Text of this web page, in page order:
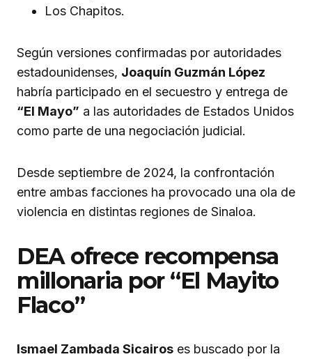
Los Chapitos.
Según versiones confirmadas por autoridades
estadounidenses, Joaquín Guzmán López
habría participado en el secuestro y entrega de
“El Mayo” a las autoridades de Estados Unidos
como parte de una negociación judicial.
Desde septiembre de 2024, la confrontación
entre ambas facciones ha provocado una ola de
violencia en distintas regiones de Sinaloa.
DEA ofrece recompensa
millonaria por “El Mayito
Flaco”
Ismael Zambada Sicairos es buscado por la